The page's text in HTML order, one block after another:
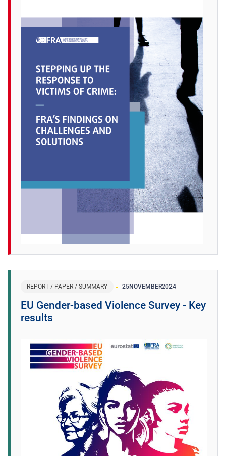
REPORT / PAPER / SUMMARY 25NOVEMBER2024
EU Gender-based Violence Survey - Key
results